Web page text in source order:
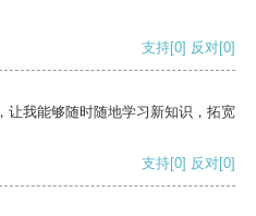
支持[0] 反对[0]
让我能够随时随地学习新知识，拓宽
支持[0] 反对[0]